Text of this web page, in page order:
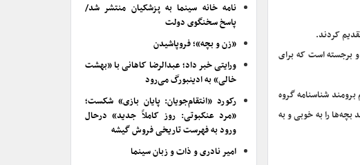
کردند.
برجسته است که برای
شناسنامه گروه
را به خوبی و به
نامه خانه سینما به پزشکیان منتشر شد/
پاسخ سخنگوی دولت
«زن و بچه»؛ فروپاشیدن
ورایتی خبر داد؛ عبدالرضا کاهانی با «بهشت
خالی» به ادینبورگ می‌رود
رکورد «انتقام‌جویان: پایان بازی» شکست؛
«مرد عنکبوتی: روز کاملاً جدید» درحال
ورود به فهرست تاریخی فروش گیشه
امیر نادری و ذات و زبان سینما